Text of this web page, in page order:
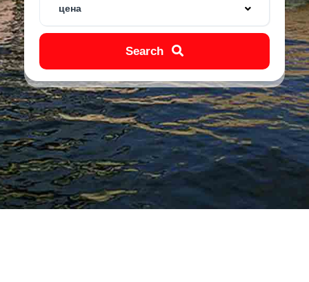
цена
Search